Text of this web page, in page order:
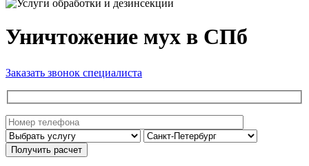
Уничтожение мух в СПб
Заказать звонок специалиста